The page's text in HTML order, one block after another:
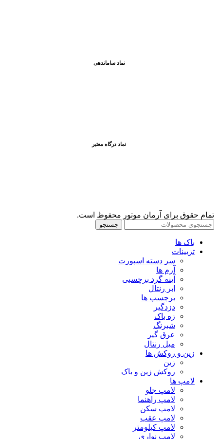
نماد ساماندهی
نماد درگاه معتبر
تمام حقوق برای آرمان موتور محفوظ است.
جستجو
باک ها
تزیینات
سر دسته اسپورت
آرم ها
آینه گرد برچسبی
ابر رنتال
برچسب ها
دزدگیر
زه باک
شبرنگ
عرق گیر
میل رنتال
زین و روکش ها
زین
روکش زین و باک
لامپ ها
لامپ جلو
لامپ راهنما
لامپ سکن
لامپ عقب
لامپ کیلومتر
لامپ نواری